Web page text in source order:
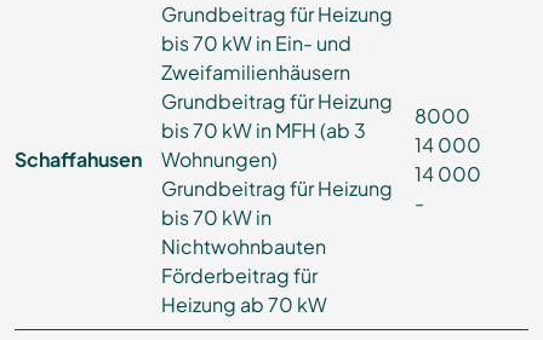
Schaffahusen
Grundbeitrag für Heizung
bis 70 kW in Ein- und
Zweifamilienhäusern
Grundbeitrag für Heizung
bis 70 kW in MFH (ab 3
Wohnungen)
Grundbeitrag für Heizung
bis 70 kW in
Nichtwohnbauten
Förderbeitrag für
Heizung ab 70 kW
8000
14 000
14 000
-